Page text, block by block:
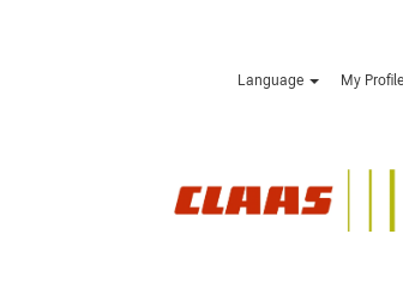
Language My Profile